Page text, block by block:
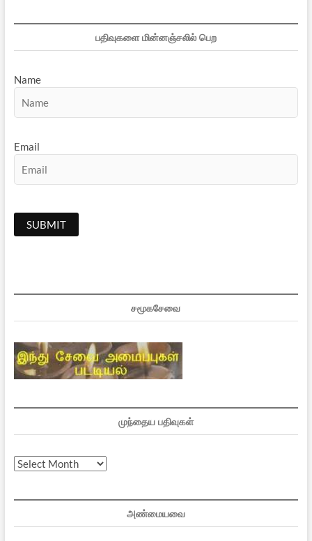
பதிவுகளை மின்னஞ்சலில் பெற
Name
Email
சமூகசேவை
முந்தைய பதிவுகள்
முந்தைய
அண்மையவை